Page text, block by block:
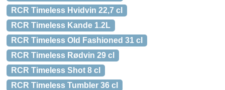
RCR Timeless Hvidvin 22,7 cl
RCR Timeless Kande 1.2L
RCR Timeless Old Fashioned 31 cl
RCR Timeless Rødvin 29 cl
RCR Timeless Shot 8 cl
RCR Timeless Tumbler 36 cl